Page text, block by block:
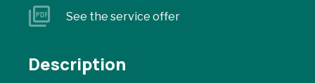
See the service offer
Description